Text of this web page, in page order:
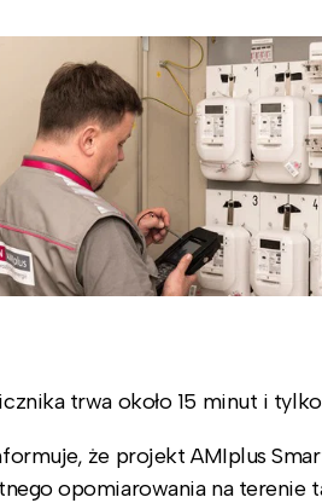
trwa około 15 minut i
że projekt AMIplus
opomiarowania na terenie